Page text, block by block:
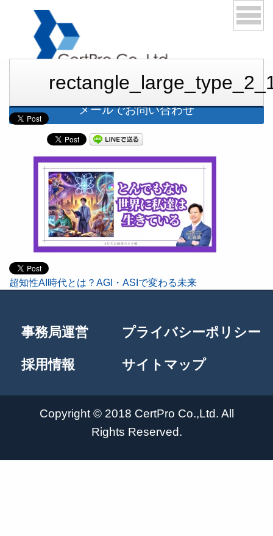
03-6276-1168
メールでお問い合わせ
投
稿
ナ
ビ
超知性AI時代とは？AGI・ASIで変わる未来
事務局運営
採用情報
プライバシーポリシー
サイトマップ
Copyright © 2018 CertPro Co.,Ltd. All
Rights Reserved.